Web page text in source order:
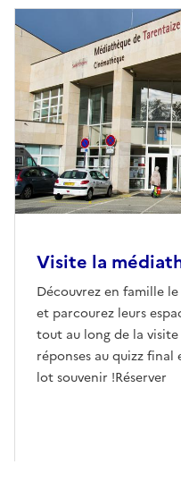
Visite la
Découvrez en famille
et parcourez leurs
tout au long de la
réponses au quizz
lot souvenir !Réserver